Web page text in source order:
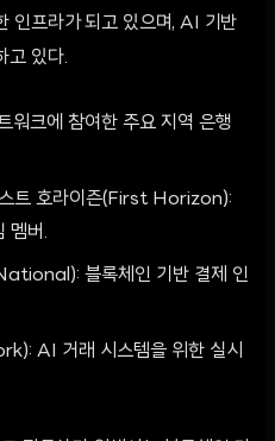
인프라가 되고 있으며, AI 기반
고 있다.
크에 참여한 주요 지역 은행
트 호라이즌(First Horizon):
멤버.
블록체인 기반 결제 인
AI 거래 시스템을 위한 실시